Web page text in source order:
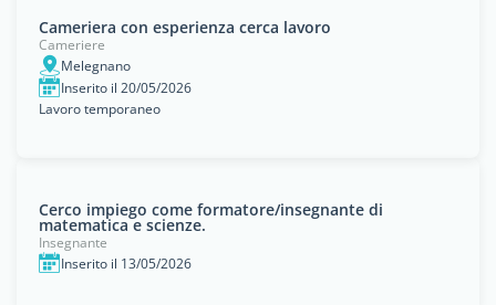
Cameriera con esperienza cerca lavoro
Cameriere
Melegnano
Inserito il 20/05/2026
Lavoro temporaneo
Cerco impiego come formatore/insegnante di
matematica e scienze.
Insegnante
Inserito il 13/05/2026